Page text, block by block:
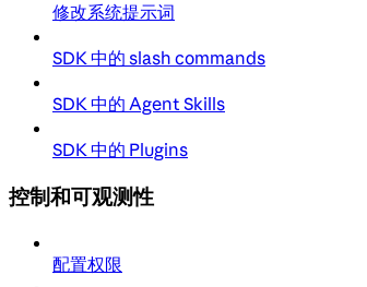
修改系统提示词
SDK 中的 slash commands
SDK 中的 Agent Skills
SDK 中的 Plugins
控制和可观测性
配置权限